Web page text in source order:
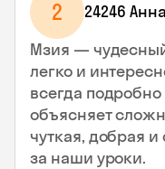
2 24246
Мзия —
легко и
всегда
объясняет
чуткая, добрая
за наши уроки.